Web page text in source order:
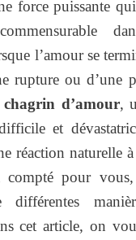
force puissante
l’amour se
rupture ou d’une
chagrin d’amour,
et
réaction naturelle
compté pour
différentes
cet article, on